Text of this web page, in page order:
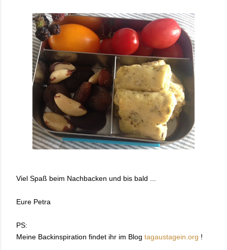
Viel Spaß beim Nachbacken und bis bald ...
Eure Petra
PS:
Meine Backinspiration findet ihr im Blog tagaustagein.org !